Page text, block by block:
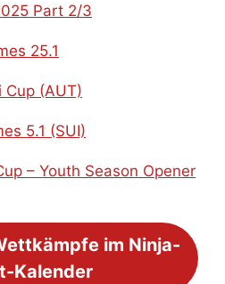
Part 2/3
25.1
Cup (AUT)
5.1 (SUI)
– Youth Season Opener
im Ninja-
Kalender